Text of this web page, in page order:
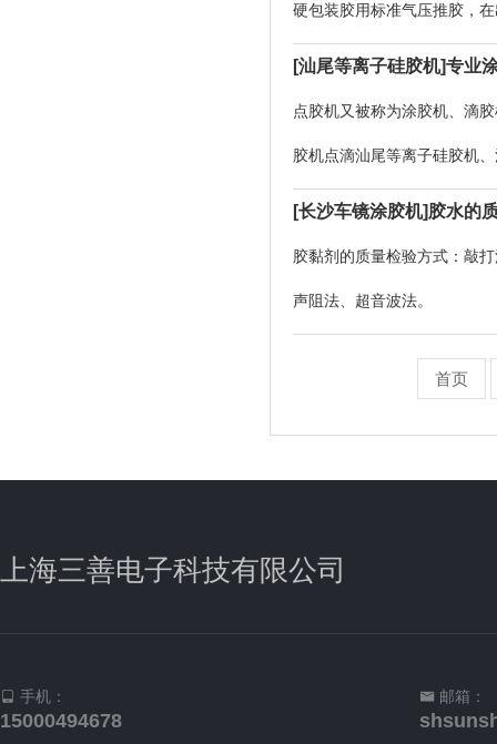
硬包装胶用标准气压推胶，
出，严重影响应用。涂胶机
[汕尾等离子硅胶机]专业
点胶机又被称为涂胶机、滴
胶机点滴汕尾等离子硅胶机
胶，精确精准定位，精确控
[长沙车镜涂胶机]胶水的
胶黏剂的质量检验方式：敲
声阻法、超音波法。
首页
上海三善电子科技有限公司
手机：
15000494678
邮箱：